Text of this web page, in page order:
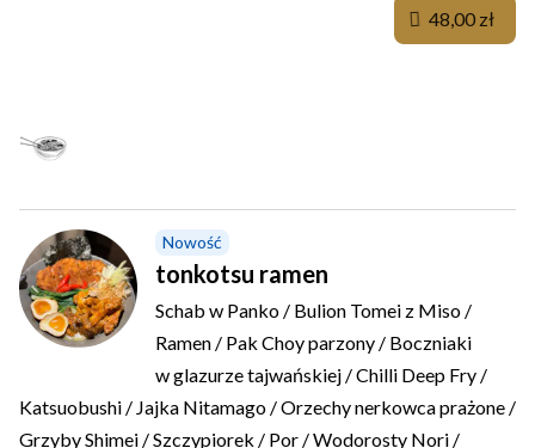
Nowość
tonkotsu ramen
Schab w Panko / Bulion Tomei z Miso /
Ramen / Pak Choy parzony / Boczniaki
w glazurze tajwańskiej / Chilli Deep Fry /
Katsuobushi / Jajka Nitamago / Orzechy nerkowca prażone /
Grzyby Shimei / Szczypiorek / Por / Wodorosty Nori /